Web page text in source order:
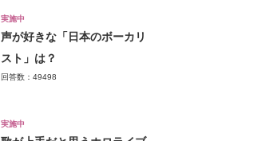
実施中
声が好きな「日本のボーカリ
スト」は？
回答数：49498
実施中